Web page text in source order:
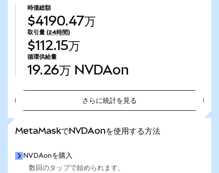
時価総額
$4190.47万
取引量 (24時間)
$112.15万
循環供給量
19.26万 NVDAon
さらに統計を見る
MetaMaskでNVDAonを使用する方法
NVDAonを購入
数回のタップで始められます。